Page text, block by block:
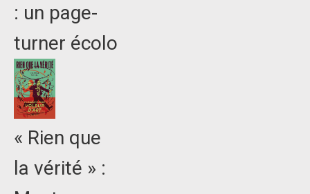
: un page-
turner écolo
« Rien que
la vérité » :